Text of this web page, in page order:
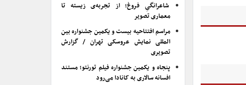
شاعرانگیِ فروغ؛ از تجربه‌ی زیسته تا
معماری تصویر
مراسم افتتاحیه بیست و یکمین جشنواره بین
المللی نمایش عروسکی تهران / گزارش
تصویری
پنجاه و یکمین جشنواره فیلم تورنتو؛ مستند
افسانه سالاری به کانادا می‌رود